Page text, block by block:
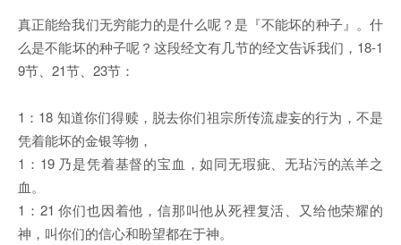
真正能给我们无穷能力的是什么呢？是『不能坏的种子』。什
么是不能坏的种子呢？这段经文有几节的经文告诉我们，18-1
9节、21节、23节：
1：18 知道你们得赎，脱去你们祖宗所传流虚妄的行为，不是
凭着能坏的金银等物，
1：19 乃是凭着基督的宝血，如同无瑕疵、无玷污的羔羊之
血。
1：21 你们也因着他，信那叫他从死裡复活、又给他荣耀的
神，叫你们的信心和盼望都在于神。